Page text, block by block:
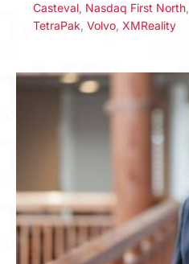
Casteval, Nasdaq First North,
TetraPak, Volvo, XMReality